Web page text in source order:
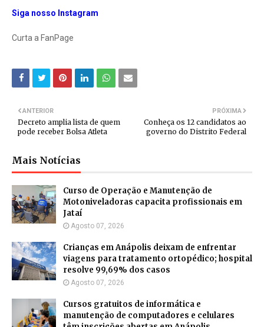
Siga nosso Instagram
Curta a FanPage
PRÓXIMA
Conheça os 12 candidatos ao
governo do Distrito Federal
ANTERIOR
Decreto amplia lista de quem
pode receber Bolsa Atleta
Mais Notícias
Curso de Operação e Manutenção de
Motoniveladoras capacita profissionais em
Jataí
Agosto 07, 2026
Crianças em Anápolis deixam de enfrentar
viagens para tratamento ortopédico; hospital
resolve 99,69% dos casos
Agosto 07, 2026
Cursos gratuitos de informática e
manutenção de computadores e celulares